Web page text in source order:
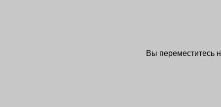
Вы переместитесь